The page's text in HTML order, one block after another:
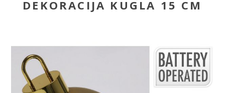
DEKORACIJA KUGLA 15 CM